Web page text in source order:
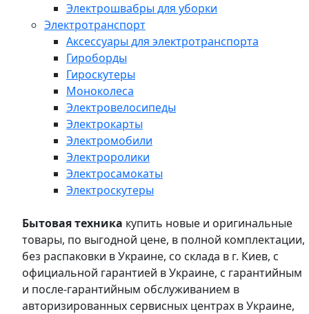
Электрошвабры для уборки
Электротранспорт
Аксессуары для электротранспорта
Гироборды
Гироскутеры
Моноколеса
Электровелосипеды
Электрокарты
Электромобили
Электроролики
Электросамокаты
Электроскутеры
Бытовая техника купить новые и оригинальные
товары, по выгодной цене, в полной комплектации,
без распаковки в Украине, со склада в г. Киев, с
официальной гарантией в Украине, с гарантийным
и после-гарантийным обслуживанием в
авторизированных сервисных центрах в Украине,